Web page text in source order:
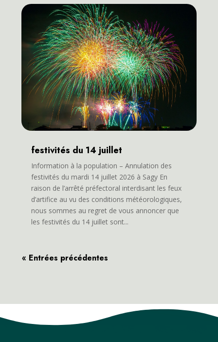
festivités du 14 juillet
Information à la population – Annulation des
festivités du mardi 14 juillet 2026 à Sagy En
raison de l’arrêté préfectoral interdisant les feux
d’artifice au vu des conditions météorologiques,
nous sommes au regret de vous annoncer que
les festivités du 14 juillet sont...
« Entrées précédentes